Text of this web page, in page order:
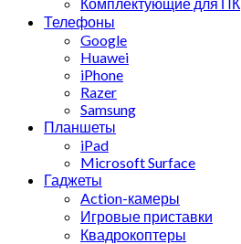
Комплектующие для ПК
Телефоны
Google
Huawei
iPhone
Razer
Samsung
Планшеты
iPad
Microsoft Surface
Гаджеты
Action-камеры
Игровые приставки
Квадрокоптеры